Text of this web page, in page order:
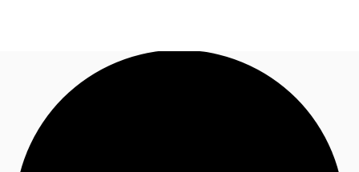
Nuestros Servicios
Noticias e Investigaciones
+094 527 452